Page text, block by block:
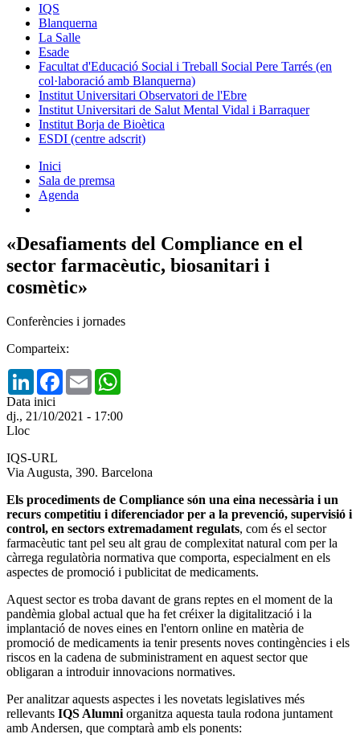
IQS
Blanquerna
La Salle
Esade
Facultat d'Educació Social i Treball Social Pere Tarrés (en
col·laboració amb Blanquerna)
Institut Universitari Observatori de l'Ebre
Institut Universitari de Salut Mental Vidal i Barraquer
Institut Borja de Bioètica
ESDI (centre adscrit)
Inici
Sala de premsa
Agenda
«Desafiaments del Compliance en el
sector farmacèutic, biosanitari i
cosmètic»
Conferències i jornades
Comparteix:
LinkedInFacebook
Email
Data inici
dj., 21/10/2021 - 17:00
Lloc
IQS-URL
Via Augusta, 390. Barcelona
Els procediments de Compliance són una eina necessària i un
recurs competitiu i diferenciador per a la prevenció, supervisió i
control, en sectors extremadament regulats, com és el sector
farmacèutic tant pel seu alt grau de complexitat natural com per la
càrrega regulatòria normativa que comporta, especialment en els
aspectes de promoció i publicitat de medicaments.
Aquest sector es troba davant de grans reptes en el moment de la
pandèmia global actual que ha fet créixer la digitalització i la
implantació de noves eines en l'entorn online en matèria de
promoció de medicaments ia tenir presents noves contingències i els
riscos en la cadena de subministrament en aquest sector que
obligaran a introduir innovacions normatives.
Per analitzar aquests aspectes i les novetats legislatives més
rellevants IQS Alumni organitza aquesta taula rodona juntament
amb Andersen, que comptarà amb els ponents: